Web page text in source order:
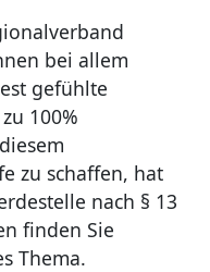
bei allem
gefühlte
100%
zu schaffen, hat
nach § 13
finden Sie
Thema.
Service